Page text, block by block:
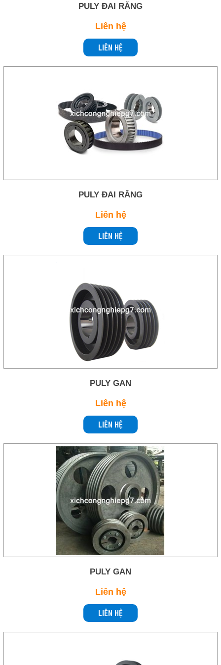
PULY ĐAI RĂNG
Liên hệ
LIÊN HỆ
PULY ĐAI RĂNG
Liên hệ
LIÊN HỆ
PULY GAN
Liên hệ
LIÊN HỆ
PULY GAN
Liên hệ
LIÊN HỆ